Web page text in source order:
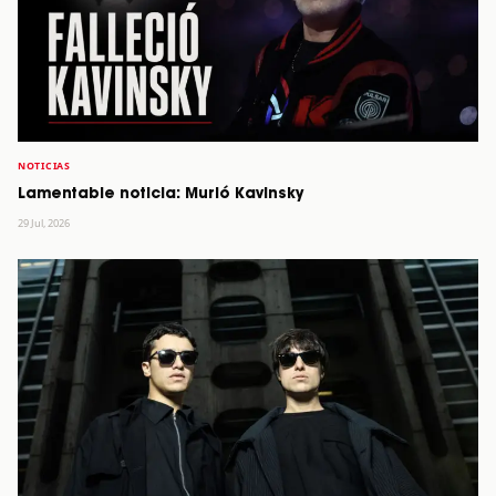
NOTICIAS
Lamentable noticia: Murió Kavinsky
29 Jul, 2026